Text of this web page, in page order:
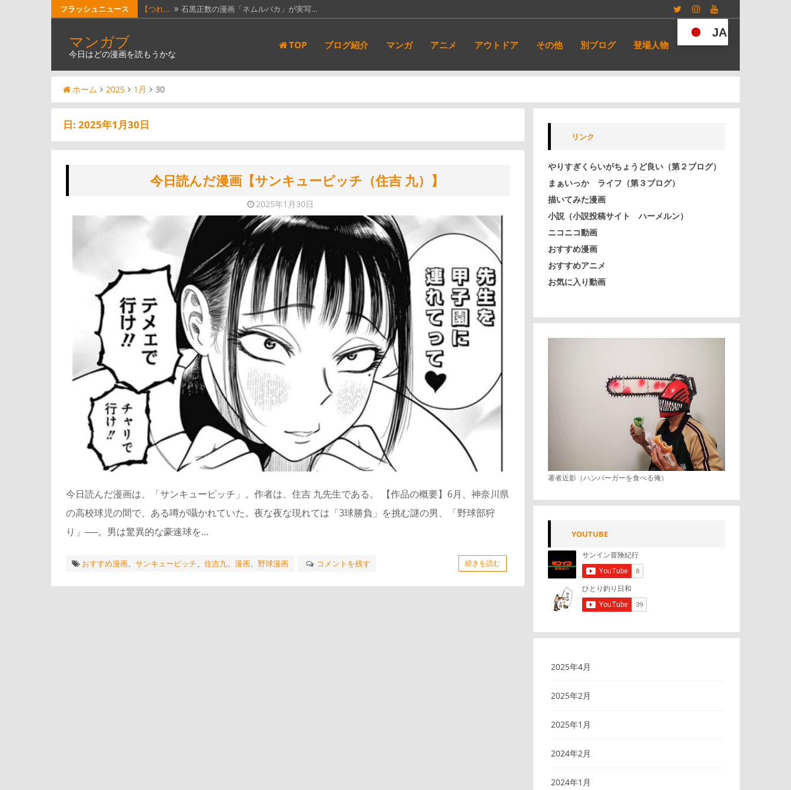
ツ
ス
ッ
フラッシュニュース 本屋の… 最近、本屋巡りにハマっている。本屋…
今日読…
今日読… 今日読んだ漫画は、「サンキューピッ…
【つれ… 石黒正数の漫画「ネムルバカ」が実写…
TwitterInstagramYouTube
マンガブ
今日はどの漫画を読もうかな
TOP ブログ紹介 マンガ アニメ アウトドア その他 別ブログ 登場人物
JA
ホーム 2025 1月 30
日: 2025年1月30日
今日読んだ漫画【サンキューピッチ（住吉 九）】
2025年1月30日
今日読んだ漫画は、「サンキューピッチ」。作者は、住吉 九先生である。 【作品の概要】6月、神奈川県
の高校球児の間で、ある噂が囁かれていた。夜な夜な現れては「3球勝負」を挑む謎の男、「野球部狩
り」──。男は驚異的な豪速球を…
おすすめ漫画、 サンキューピッチ、 住吉九、 漫画、 野球漫画 コメントを残す 続きを読む
リンク
やりすぎくらいがちょうど良い（第２ブログ）
まぁいっか ライフ（第３ブログ）
描いてみた漫画
小説（小説投稿サイト ハーメルン）
ニコニコ動画
おすすめ漫画
おすすめアニメ
お気に入り動画
著者近影（ハンバーガーを食べる俺）
YOUTUBE
2025年4月
2025年2月
2025年1月
2024年2月
2024年1月